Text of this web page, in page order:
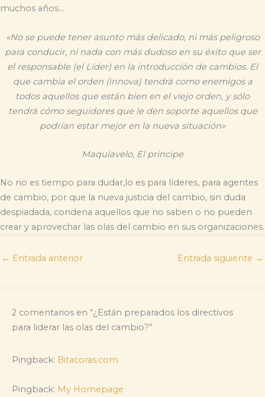
muchos años…
«No se puede tener asunto más delicado, ni más peligroso
para conducir, ni nada con más dudoso en su éxito que ser
el responsable (el Líder) en la introducción de cambios. El
que cambia el orden (innova) tendrá como enemigos a
todos aquellos que están bien en el viejo orden, y sólo
tendrá cómo seguidores que le den soporte aquellos que
podrían estar mejor en la nueva situación»
Maquiavelo, El principe
No no es tiempo para dudar,lo es para líderes, para agentes
de cambio, por que la nueva justicia del cambio, sin duda
despiadada, condena aquellos que no saben o no pueden
crear y aprovechar las olas del cambio en sus organizaciones.
← Entrada anterior Entrada siguiente →
2 comentarios en “¿Están preparados los directivos
para liderar las olas del cambio?”
Pingback: Bitacoras.com
Pingback: My Homepage